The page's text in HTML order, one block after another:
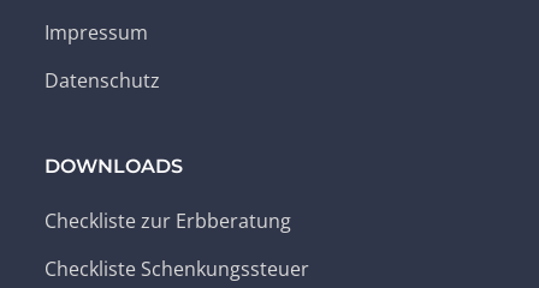
Impressum
Datenschutz
DOWNLOADS
Checkliste zur Erbberatung
Checkliste Schenkungssteuer